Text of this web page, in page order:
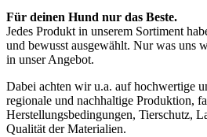
Für deinen Hund nur das Beste.
Jedes Produkt in unserem Sortiment
und bewusst ausgewählt. Nur was uns
in unser Angebot.
Dabei achten wir u.a. auf hochwertige
regionale und nachhaltige Produktion,
Herstellungsbedingungen, Tierschutz,
Qualität der Materialien.